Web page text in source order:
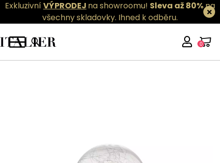
ExkluzivníVÝPRODEJ na showroomu! Sleva až 80%na
všechny skladovky. Ihned k odběru.
0